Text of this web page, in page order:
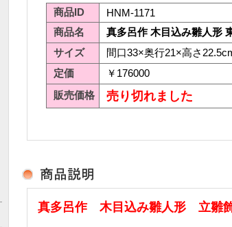
商品ID
HNM-1171
商品名
真多呂作 木目込み雛人形
サイズ
間口33×奥行21×高さ
定価
￥176000
販売価格
売り切れました
真多呂作 木目込み雛人形 立雛